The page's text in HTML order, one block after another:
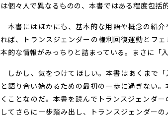
は個々人で異なるものの、本書ではある程度包括
本書にはほかにも、基本的な用語や概念の紹
れば、トランスジェンダーの権利回復運動とフ
本的な情報がみっちりと詰まっている。まさに「
しかし、気をつけてほしい。本書はあくまで
と語り合い始めるための最初の一歩に過ぎない
くことなのだ。本書を読んでトランスジェンダ
してさらに一歩踏み出し、トランスジェンダー